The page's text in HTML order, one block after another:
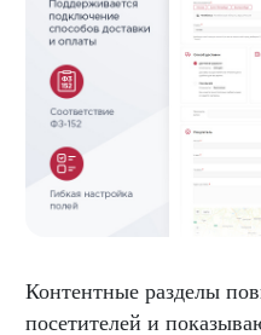
Контентные разделы
посетителей и